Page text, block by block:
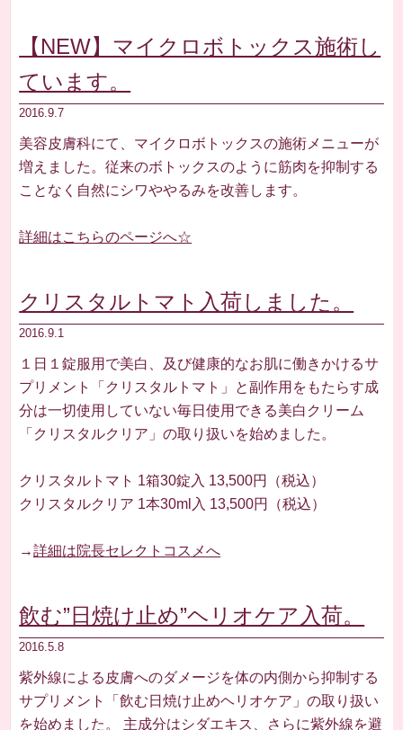
【NEW】マイクロボトックス施術し
ています。
2016.9.7
美容皮膚科にて、マイクロボトックスの施術メニューが
増えました。従来のボトックスのように筋肉を抑制する
ことなく自然にシワややるみを改善します。
詳細はこちらのページへ☆
クリスタルトマト入荷しました。
2016.9.1
１日１錠服用で美白、及び健康的なお肌に働きかけるサ
プリメント「クリスタルトマト」と副作用をもたらす成
分は一切使用していない毎日使用できる美白クリーム
「クリスタルクリア」の取り扱いを始めました。
クリスタルトマト 1箱30錠入 13,500円（税込）
クリスタルクリア 1本30ml入 13,500円（税込）
→詳細は院長セレクトコスメへ
飲む”日焼け止め”ヘリオケア入荷。
2016.5.8
紫外線による皮膚へのダメージを体の内側から抑制する
サプリメント「飲む日焼け止めヘリオケア」の取り扱い
を始めました。 主成分はシダエキス、さらに紫外線を避